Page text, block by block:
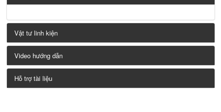
Vật tư linh kiện
Video hướng dẫn
Hỗ trợ tài liệu